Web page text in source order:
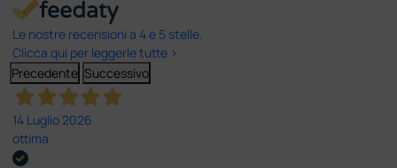
Le nostre recensioni a 4 e 5 stelle.
Clicca qui per leggerle tutte >
Precedente Successivo
14 Luglio 2026
ottima